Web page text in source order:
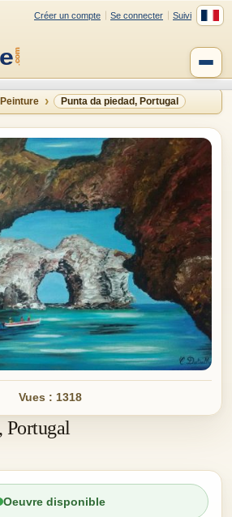
Créer un compte Se connecter Suivi
Peinture Punta da piedad, Portugal
Vues : 1318
Portugal
Oeuvre disponible